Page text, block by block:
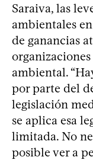
Saraiva, las
ambientales
de ganancias
ambiental.
por parte del
legislación
se aplica esa
limitada. No
posible ver a